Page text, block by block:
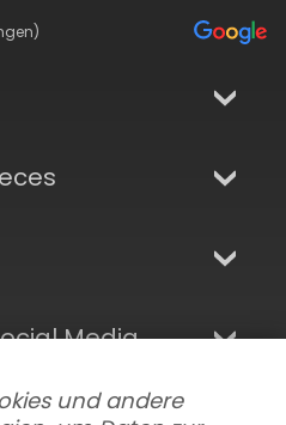
Media
und andere